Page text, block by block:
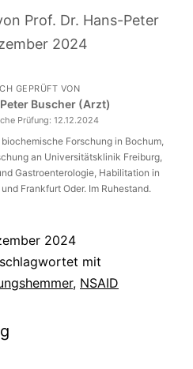
Prof. Dr. Hans-Peter
2024
GEPRÜFT VON
Buscher (Arzt)
Prüfung: 12.12.2024
Forschung in Bochum,
an Universitätsklinik Freiburg,
Gastroenterologie, Habilitation in
Frankfurt Oder. Im Ruhestand.
2024
mit
, NSAID